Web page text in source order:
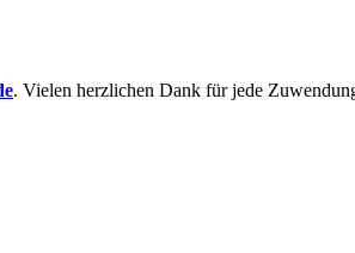
. Vielen herzlichen Dank für jede